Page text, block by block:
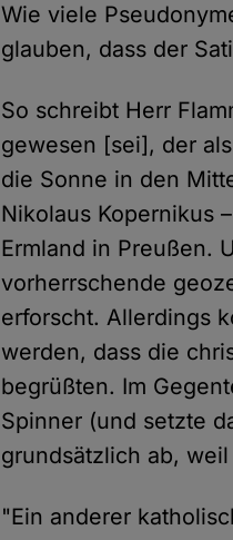
Wie viele
glauben, dass der
So schreibt Herr
gewesen [sei], der
die Sonne in den
Nikolaus Kopernikus
Ermland in Preußen.
vorherrschende
erforscht. Allerdings
werden, dass die
begrüßten. Im
Spinner (und setzte
grundsätzlich ab,
"Ein anderer